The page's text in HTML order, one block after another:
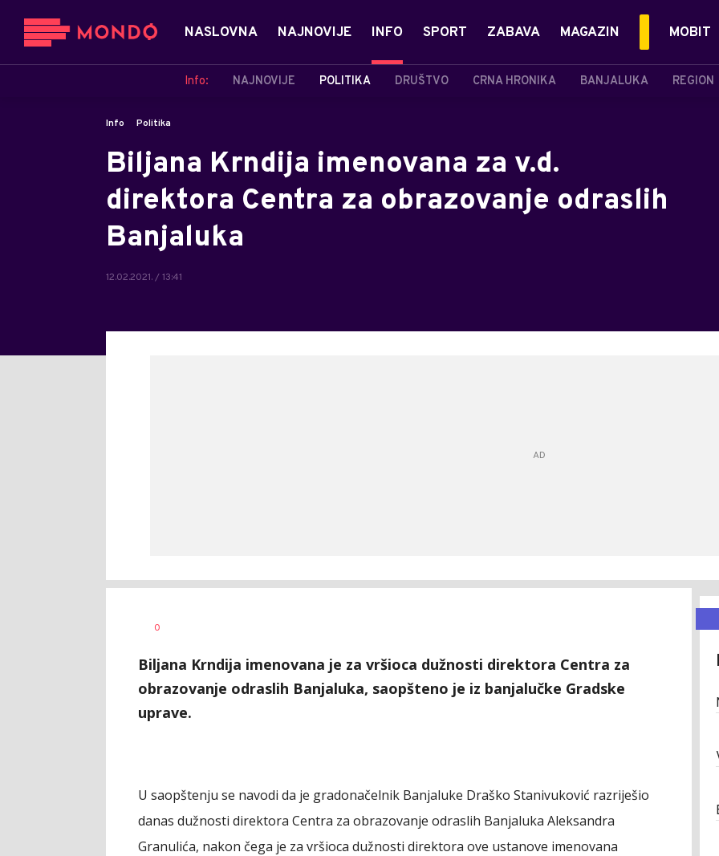
NASLOVNA NAJNOVIJE INFO
Info: NAJNOVIJE POLITIKA DRUŠTVO CRNA HRONIKA BANJALUKA REGION
SPORT ZABAVA MAGAZIN MOBIT
Info Politika
Biljana Krndija imenovana za v.d.
direktora Centra za obrazovanje odraslih
Banjaluka
12.02.2021. / 13:41
AUTOR
0
Biljana Krndija imenovana je za vršioca dužnosti direktora Centra za
obrazovanje odraslih Banjaluka, saopšteno je iz banjalučke Gradske
uprave.
U saopštenju se navodi da je gradonačelnik Banjaluke Draško Stanivuković razriješio
danas dužnosti direktora Centra za obrazovanje odraslih Banjaluka Aleksandra
Granulića, nakon čega je za vršioca dužnosti direktora ove ustanove imenovana